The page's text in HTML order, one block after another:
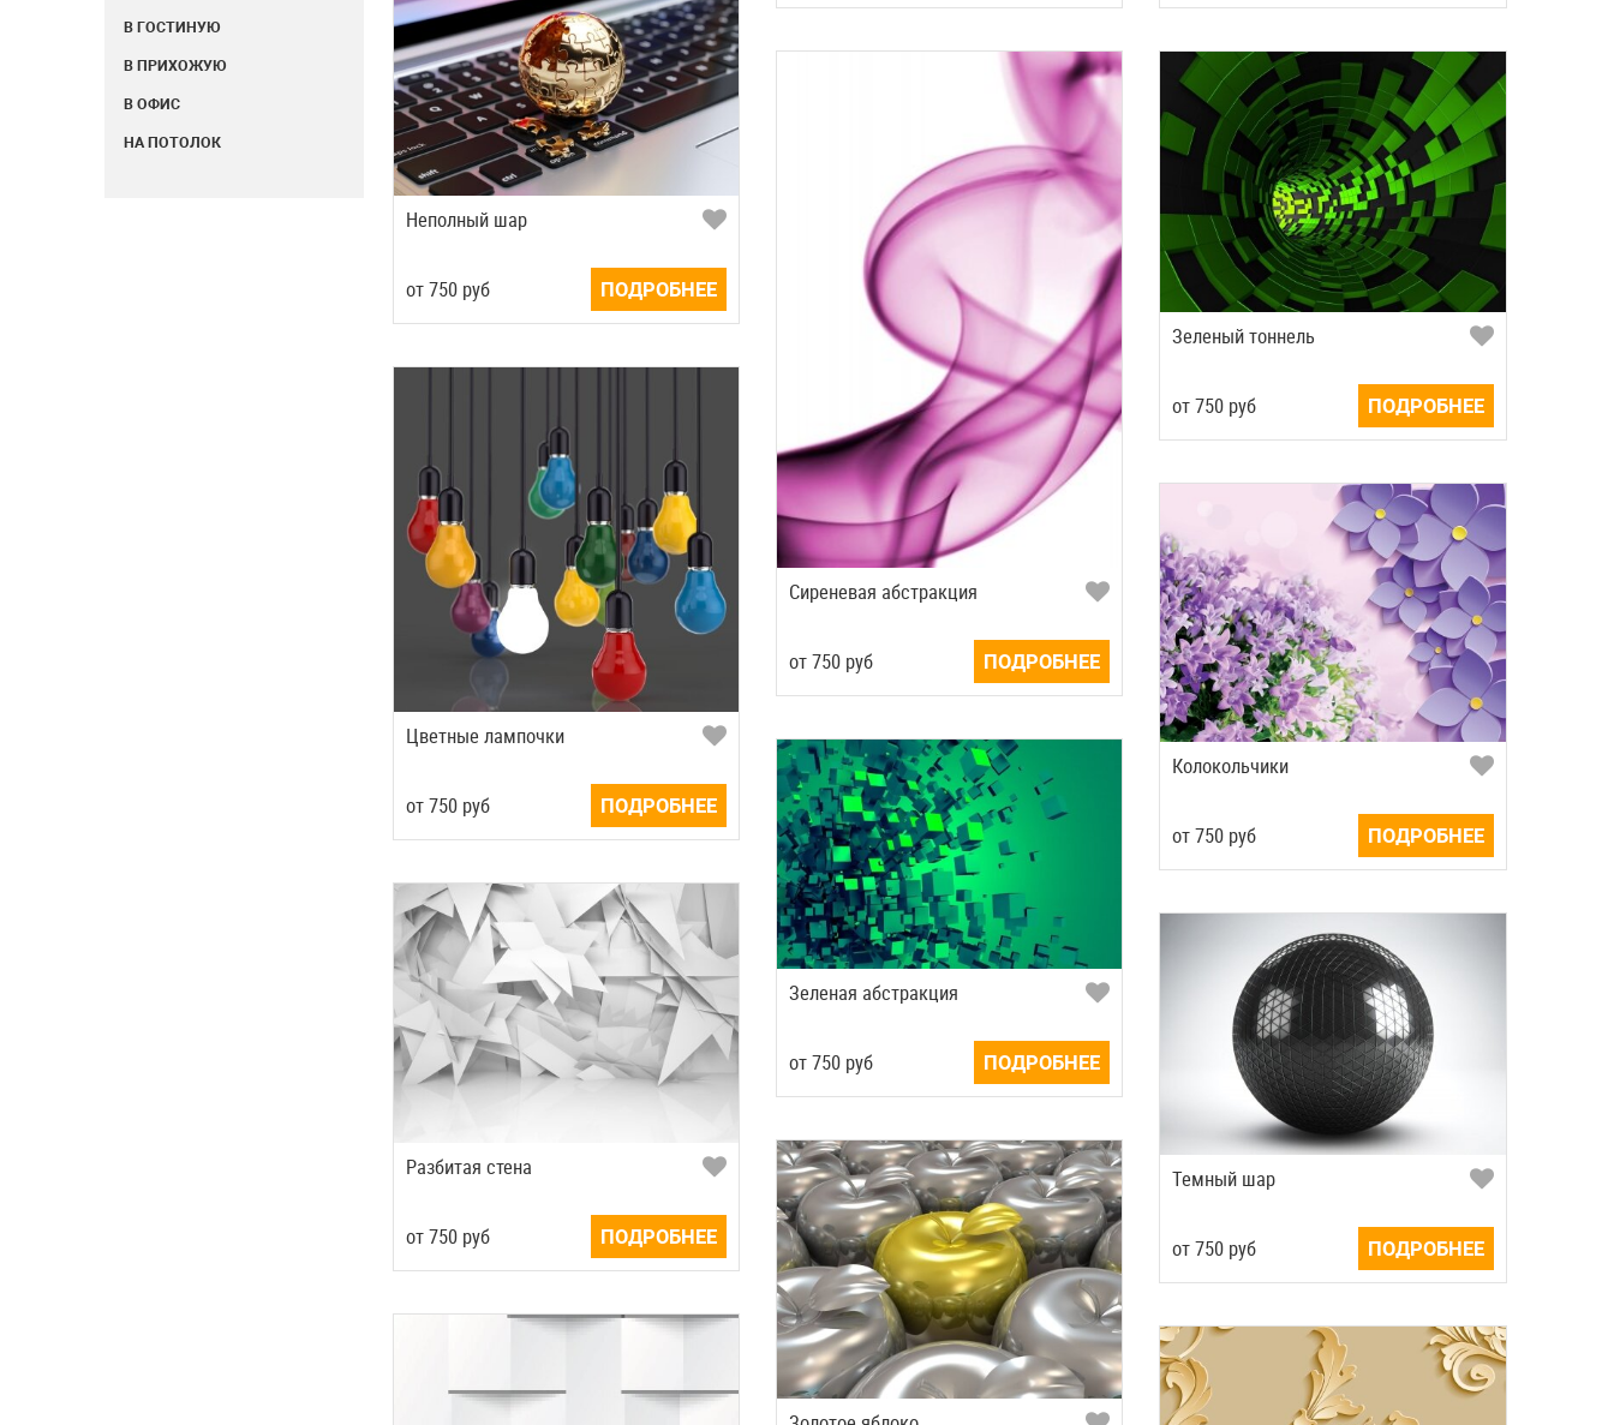
В ГОСТИНУЮ
В ПРИХОЖУЮ
В ОФИС
НА ПОТОЛОК
Неполный шар
от750руб ПОДРОБНЕЕ
Цветные лампочки
от750руб ПОДРОБНЕЕ
Разбитая стена
от750руб ПОДРОБНЕЕ
Сиреневая абстракция
от750 руб ПОДРОБНЕЕ
Зеленая абстракция
от750 руб ПОДРОБНЕЕ
Зеленый тоннель
от750 руб ПОДРОБНЕЕ
Колокольчики
от750 руб ПОДРОБНЕЕ
Темный шар
от750 руб ПОДРОБНЕЕ